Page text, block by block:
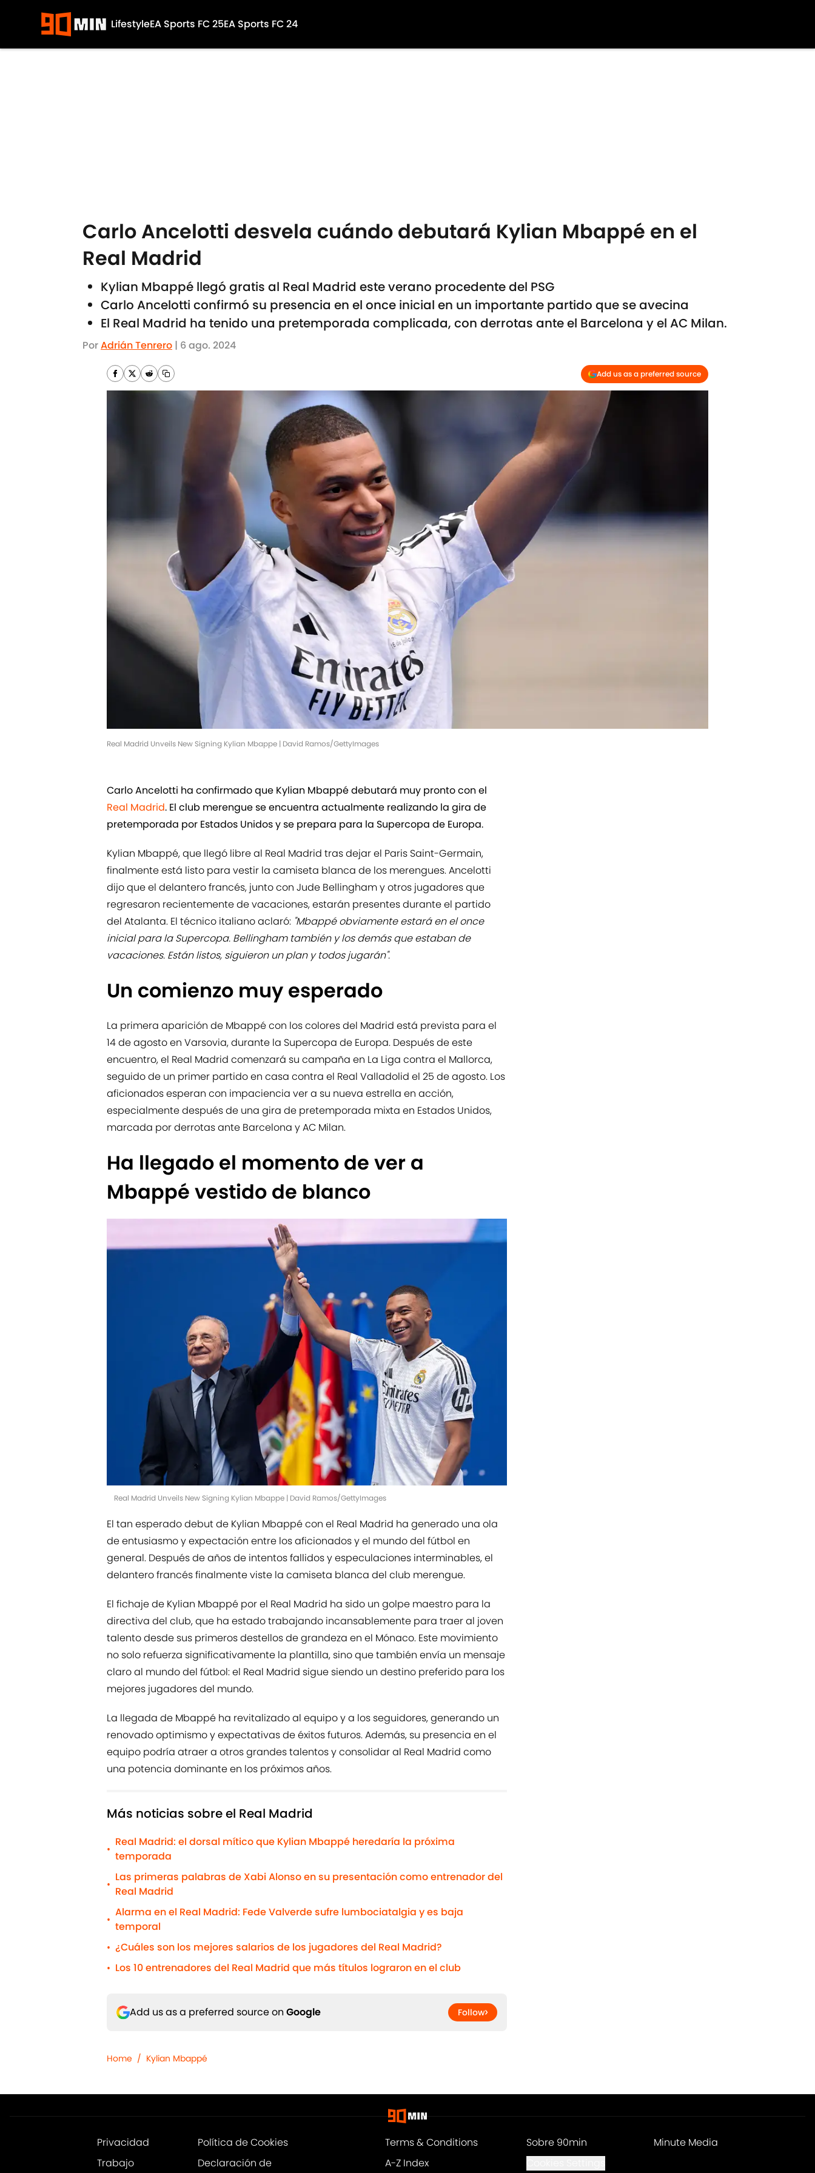
LifestyleEA Sports FC 25EA Sports FC 24
Carlo Ancelotti desvela cuándo debutará Kylian Mbappé en el
Real Madrid
Kylian Mbappé llegó gratis al Real Madrid este verano procedente del PSG
Carlo Ancelotti confirmó su presencia en el once inicial en un importante partido que se avecina
El Real Madrid ha tenido una pretemporada complicada, con derrotas ante el Barcelona y el AC Milan.
PorAdrián Tenrero | 6 ago. 2024
Add us as a preferred source
Real Madrid Unveils New Signing Kylian Mbappe | David Ramos/GettyImages
Carlo Ancelotti ha confirmado que Kylian Mbappé debutará muy pronto con el
Real Madrid. El club merengue se encuentra actualmente realizando la gira de
pretemporada por Estados Unidos y se prepara para la Supercopa de Europa.
Kylian Mbappé, que llegó libre al Real Madrid tras dejar el Paris Saint-Germain,
finalmente está listo para vestir la camiseta blanca de los merengues. Ancelotti
dijo que el delantero francés, junto con Jude Bellingham y otros jugadores que
regresaron recientemente de vacaciones, estarán presentes durante el partido
del Atalanta. El técnico italiano aclaró: "Mbappé obviamente estará en el once
inicial para la Supercopa. Bellingham también y los demás que estaban de
vacaciones. Están listos, siguieron un plan y todos jugarán".
Un comienzo muy esperado
La primera aparición de Mbappé con los colores del Madrid está prevista para el
14 de agosto en Varsovia, durante la Supercopa de Europa. Después de este
encuentro, el Real Madrid comenzará su campaña en La Liga contra el Mallorca,
seguido de un primer partido en casa contra el Real Valladolid el 25 de agosto. Los
aficionados esperan con impaciencia ver a su nueva estrella en acción,
especialmente después de una gira de pretemporada mixta en Estados Unidos,
marcada por derrotas ante Barcelona y AC Milan.
Ha llegado el momento de ver a
Mbappé vestido de blanco
Real Madrid Unveils New Signing Kylian Mbappe | David Ramos/GettyImages
El tan esperado debut de Kylian Mbappé con el Real Madrid ha generado una ola
de entusiasmo y expectación entre los aficionados y el mundo del fútbol en
general. Después de años de intentos fallidos y especulaciones interminables, el
delantero francés finalmente viste la camiseta blanca del club merengue.
El fichaje de Kylian Mbappé por el Real Madrid ha sido un golpe maestro para la
directiva del club, que ha estado trabajando incansablemente para traer al joven
talento desde sus primeros destellos de grandeza en el Mónaco. Este movimiento
no solo refuerza significativamente la plantilla, sino que también envía un mensaje
claro al mundo del fútbol: el Real Madrid sigue siendo un destino preferido para los
mejores jugadores del mundo.
La llegada de Mbappé ha revitalizado al equipo y a los seguidores, generando un
renovado optimismo y expectativas de éxitos futuros. Además, su presencia en el
equipo podría atraer a otros grandes talentos y consolidar al Real Madrid como
una potencia dominante en los próximos años.
Más noticias sobre el Real Madrid
•
Real Madrid: el dorsal mítico que Kylian Mbappé heredaría la próxima
temporada
•
Las primeras palabras de Xabi Alonso en su presentación como entrenador del
Real Madrid
•
Alarma en el Real Madrid: Fede Valverde sufre lumbociatalgia y es baja
temporal
• ¿Cuáles son los mejores salarios de los jugadores del Real Madrid?
• Los 10 entrenadores del Real Madrid que más títulos lograron en el club
Add us as a preferred source on Google Follow
Home / Kylian Mbappé
Privacidad Política de Cookies Terms & Conditions Sobre 90min
Minute Media
Trabajo
Declaración de
A-Z Index